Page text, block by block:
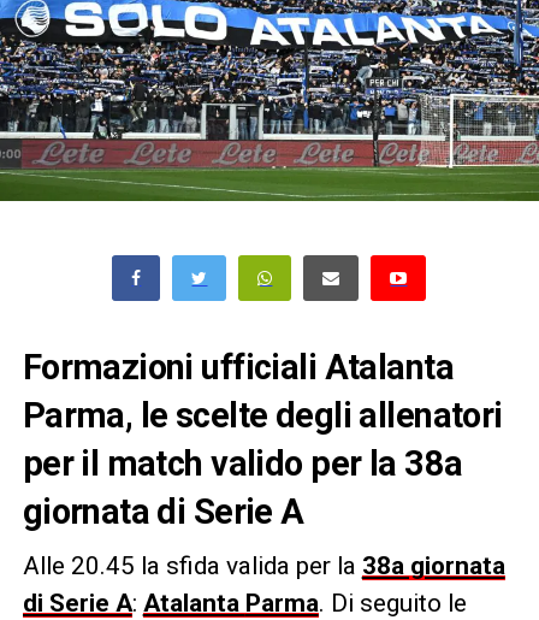
Formazioni ufficiali Atalanta
Parma, le scelte degli allenatori
per il match valido per la 38a
giornata di Serie A
Alle 20.45 la sfida valida per la 38a giornata
di Serie A: Atalanta Parma. Di seguito le